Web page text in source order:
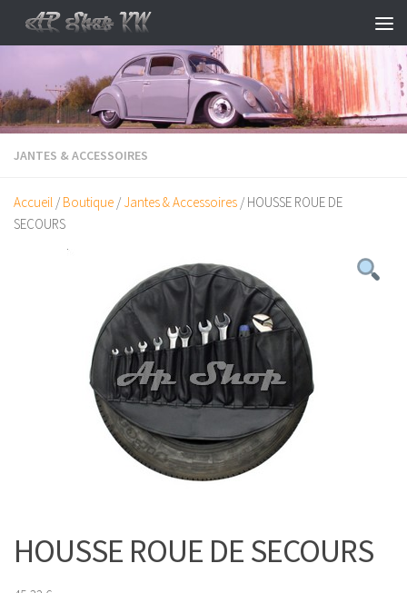
Skip to content
JANTES & ACCESSOIRES
Accueil / Boutique / Jantes & Accessoires / HOUSSE ROUE DE
SECOURS
HOUSSE ROUE DE SECOURS